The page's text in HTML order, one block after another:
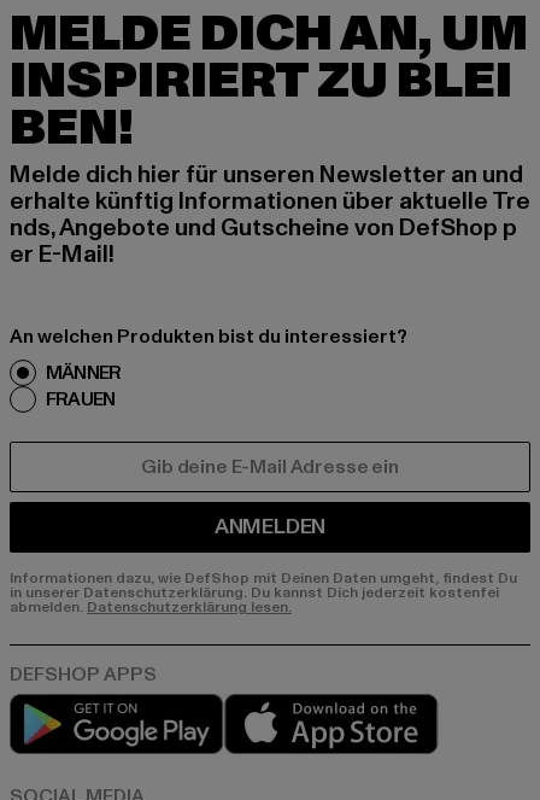
MELDE DICH AN, UM
INSPIRIERT ZU BLEI
BEN!
Melde dich hier für unseren Newsletter an und
erhalte künftig Informationen über aktuelle Tre
nds, Angebote und Gutscheine von DefShop p
er E-Mail!
An welchen Produkten bist du interessiert?
MÄNNER
FRAUEN
ANMELDEN
Informationen dazu, wie DefShop mit Deinen Daten umgeht, findest Du
in unserer Datenschutzerklärung. Du kannst Dich jederzeit kostenfei
abmelden.Datenschutzerklärung lesen.
Play market